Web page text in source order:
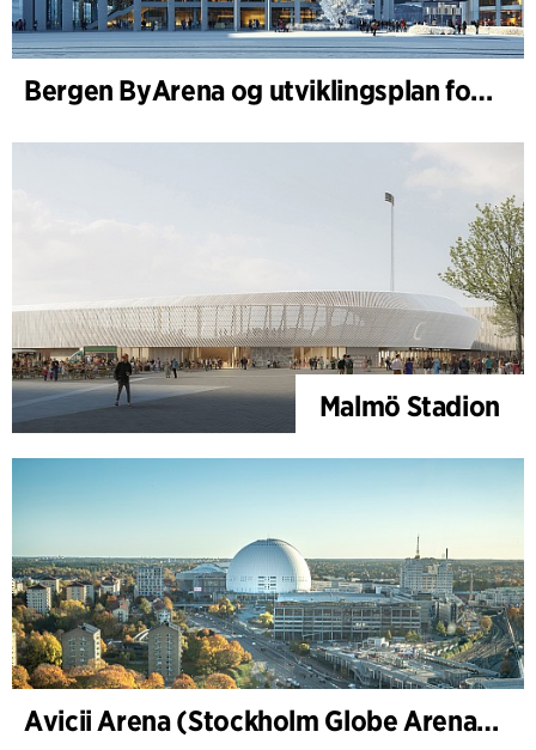
Bergen ByArena og utviklingsplan for Nygårdstangen
Malmö Stadion
Avicii Arena (Stockholm Globe Arena), renovering og modernisering